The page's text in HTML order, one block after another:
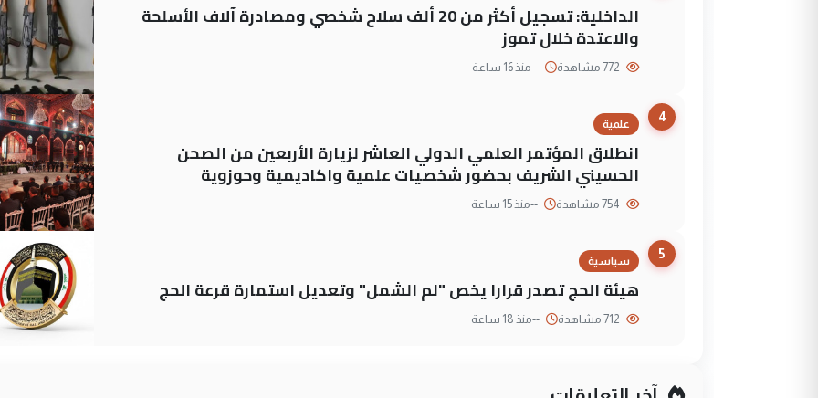
الداخلية: تسجيل أكثر من 20 ألف سلاح شخصي ومصادرة آلاف الأسلحة
والاعتدة خلال تموز
--منذ 16 ساعة
4
علمية
انطلاق المؤتمر العلمي الدولي العاشر لزيارة الأربعين من الصحن
الحسيني الشريف بحضور شخصيات علمية واكاديمية وحوزوية
--منذ 15 ساعة
5
سياسية
هيئة الحج تصدر قرارا يخص "لم الشمل" وتعديل استمارة قرعة الحج
--منذ 18 ساعة